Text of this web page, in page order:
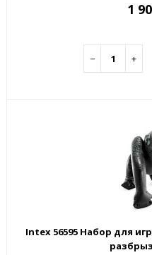
1
− +
Intex 56595 Набор для